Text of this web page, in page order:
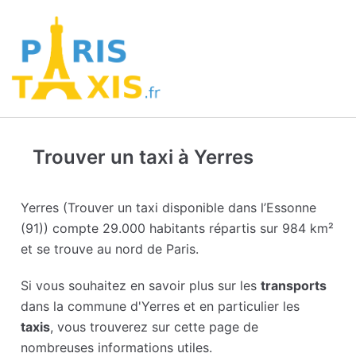
Trouver un taxi à Yerres
Yerres (Trouver un taxi disponible dans l’Essonne
(91)) compte 29.000 habitants répartis sur 984 km²
et se trouve au nord de Paris.
Si vous souhaitez en savoir plus sur lestransports
dans la commune d'Yerres et en particulier les
taxis, vous trouverez sur cette page de
nombreuses informations utiles.